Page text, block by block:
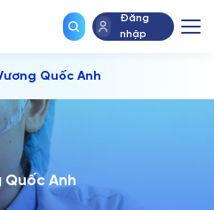
Đăng
nhập
Quốc Anh
Quốc An h